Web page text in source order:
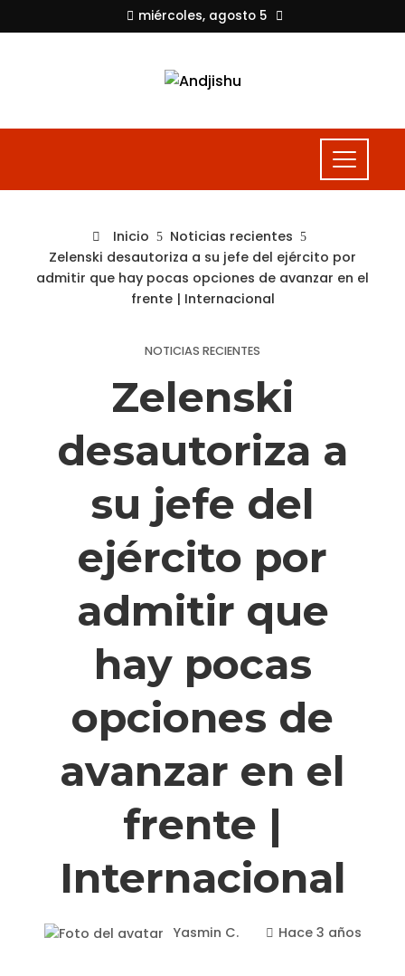
miércoles, agosto 5
Inicio
Noticias recientes
Zelenski desautoriza a su jefe del ejército por
admitir que hay pocas opciones de avanzar en el
frente | Internacional
NOTICIAS RECIENTES
Zelenski
desautoriza a
su jefe del
ejército por
admitir que
hay pocas
opciones de
avanzar en el
frente |
Internacional
Yasmin C. Hace 3 años